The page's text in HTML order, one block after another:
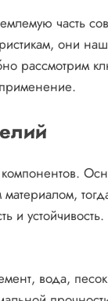
часть
они
рассмотрим
и
вода,